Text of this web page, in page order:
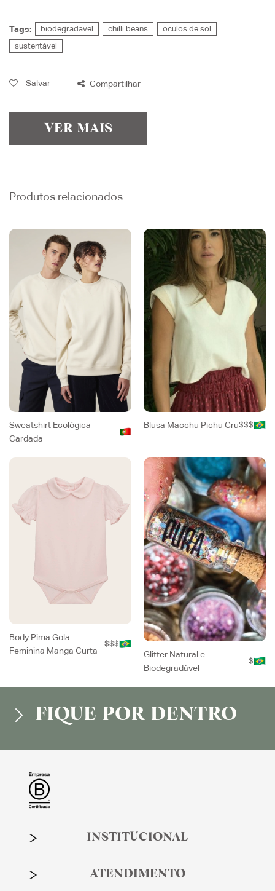
Tags: biodegradável chilli beans
óculos de sol
sustentável
Salvar Compartilhar
VER MAIS
Produtos relacionados
Sweatshirt Ecológica
Cardada
Blusa Macchu Pichu Cru$$$
Body Pima Gola
Feminina Manga Curta
$$$
Glitter Natural e
Biodegradável
$
FIQUE POR DENTRO
INSTITUCIONAL
ATENDIMENTO